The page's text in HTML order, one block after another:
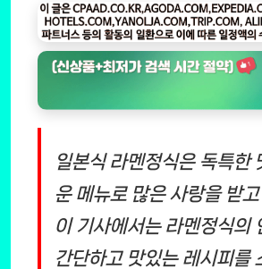
일본식 라멘정식은 독특한
운 메뉴로 많은 사랑을 받
이 기사에서는 라멘정식의
간단하고 맛있는 레시피를